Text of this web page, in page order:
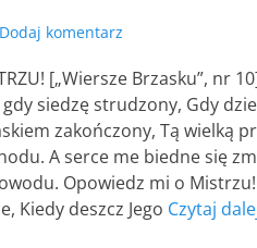
Dodaj komentarz
[„Wiersze Brzasku”, nr
siedzę strudzony, Gdy
zakończony, Tą wielką
A serce me biedne się
Opowiedz mi o
Kiedy deszcz Jego Czytaj